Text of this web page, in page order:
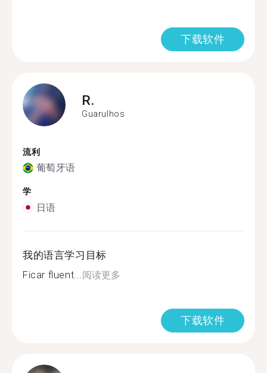
下载软件
R.
Guarulhos
流利
葡萄牙语
学
日语
我的语言学习目标
Ficar fluent... 阅读更多
下载软件